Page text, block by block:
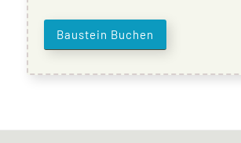
Baustein Buchen